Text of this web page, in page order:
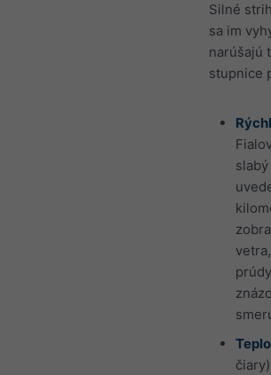
Silné
sa im
narúšajú
stupnice